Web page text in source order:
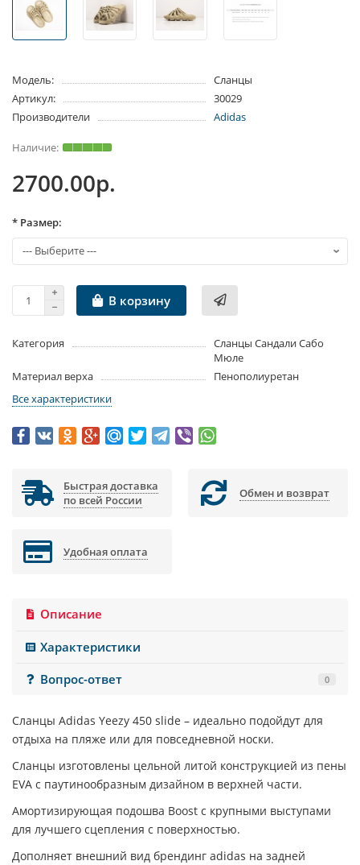
Модель:
Сланцы
Артикул:
30029
Производители
Adidas
2700.00р.
* Размер:
В корзину
Категория
Сланцы Сандали Сабо
Мюле
Материал верха
Пенополиуретан
Все характеристики
Быстрая доставка
по всей России
Обмен и возврат
Удобная оплата
Описание
Характеристики
Вопрос-ответ
0
Сланцы Adidas Yeezy 450 slide – идеально подойдут для
отдыха на пляже или для повседневной носки.
Сланцы изготовлены цельной литой конструкцией из пены
EVA с паутинообразным дизайном в верхней части.
Амортизирующая подошва Boost с крупными выступами
для лучшего сцепления с поверхностью.
Дополняет внешний вид брендинг adidas на задней